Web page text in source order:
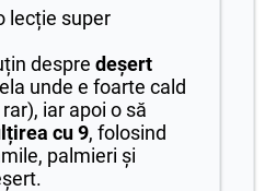
lecție super
despre deșert
unde e foarte cald
iar apoi o să
cu 9, folosind
palmieri și